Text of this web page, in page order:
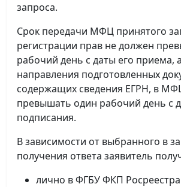
запроса.
Срок передачи МФЦ принятого
регистрации прав не должен
рабочий день с даты его приема,
направления подготовленных
содержащих сведения ЕГРН, в
превышать один рабочий день с
подписания.
В зависимости от выбранного в
получения ответа заявитель
лично в ФГБУ ФКП Росреестра